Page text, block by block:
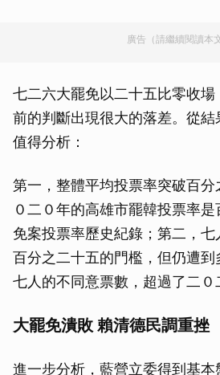
廣告（請繼續閱讀本文
七二六大罷免以二十五比零收
前的判斷出現很大的落差。從
值得分析：
第一，整體平均投票率突破百
０二０年的高雄市罷韓投票率
免案投票率歷史紀錄；第二，
百分之二十五的門檻，但仍遭
七人的不同意票數，超過了二０
大罷免潰敗 賴清德民調重挫
進一步分析，藍營立委得到基